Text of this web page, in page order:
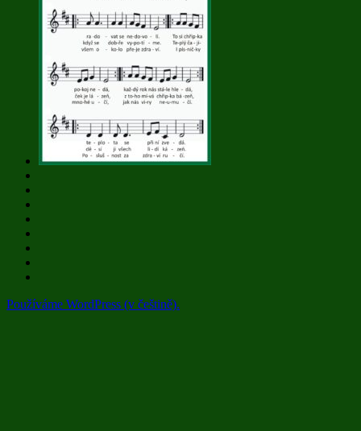
Používáme WordPress (v češtině).